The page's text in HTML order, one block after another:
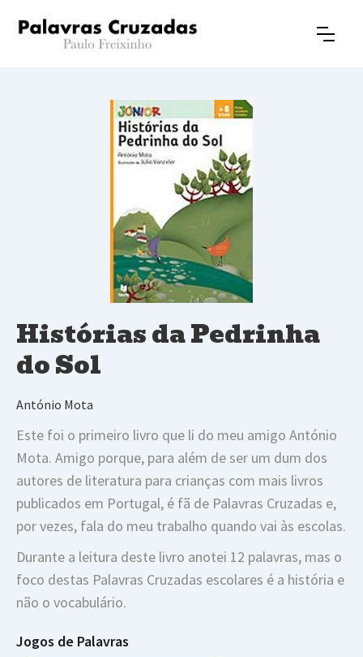
Histórias da Pedrinha
do Sol
António Mota
Este foi o primeiro livro que li do meu amigo António
Mota. Amigo porque, para além de ser um dum dos
autores de literatura para crianças com mais livros
publicados em Portugal, é fã de Palavras Cruzadas e,
por vezes, fala do meu trabalho quando vai às escolas.
Durante a leitura deste livro anotei 12 palavras, mas o
foco destas Palavras Cruzadas escolares é a história e
não o vocabulário.
Jogos de Palavras